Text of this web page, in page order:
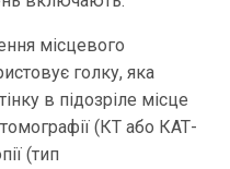
місцевого
голку, яка
в підозріле місце
(КТ або КАТ-
(тип